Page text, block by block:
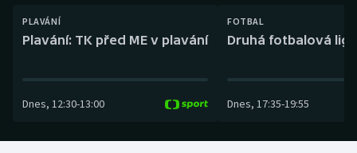
Curling
PLAVÁNÍ
Plavání: TK před ME v plavání
Dnes, 12:30-13:00
FOTBAL
Druhá fotbalová
Dnes, 17:35-19:55